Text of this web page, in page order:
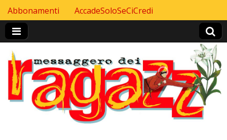
Header Top menu
Skip to content
Abbonamenti AccadeSoloSeCiCredi